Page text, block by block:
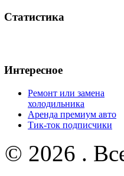
Статистика
Интересное
Ремонт или замена
холодильника
Аренда премиум авто
Тик-ток подписчики
© 2026 .